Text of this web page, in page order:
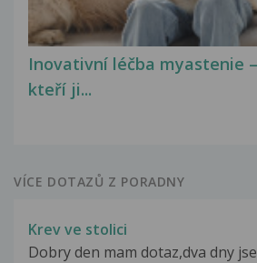
Inovativní léčba myastenie
kteří ji...
VÍCE DOTAZŮ Z PORADNY
Krev ve stolici
Dobry den mam dotaz,dva dny